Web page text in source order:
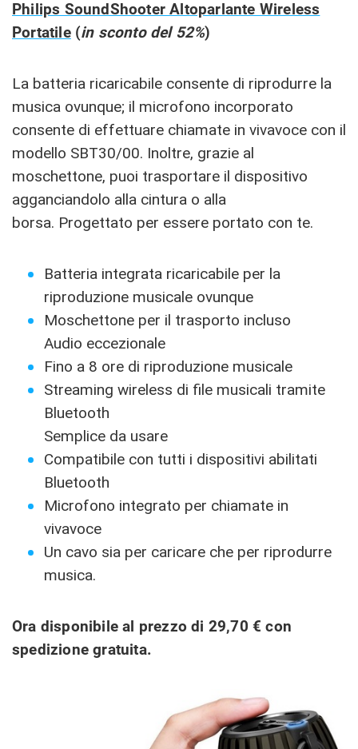
Philips SoundShooter Altoparlante Wireless
Portatile (in sconto del 52%)
La batteria ricaricabile consente di riprodurre la
musica ovunque; il microfono incorporato
consente di effettuare chiamate in vivavoce con il
modello SBT30/00. Inoltre, grazie al
moschettone, puoi trasportare il dispositivo
agganciandolo alla cintura o alla
borsa. Progettato per essere portato con te.
Batteria integrata ricaricabile per la
riproduzione musicale ovunque
Moschettone per il trasporto incluso
Audio eccezionale
Fino a 8 ore di riproduzione musicale
Streaming wireless di file musicali tramite
Bluetooth
Semplice da usare
Compatibile con tutti i dispositivi abilitati
Bluetooth
Microfono integrato per chiamate in
vivavoce
Un cavo sia per caricare che per riprodurre
musica.
Ora disponibile al prezzo di 29,70 € con
spedizione gratuita.